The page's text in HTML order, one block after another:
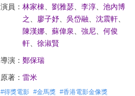
演員： 林家棟 劉雅瑟 李淳、 池內博
之
廖子妤、 吳岱融 沈震軒、
陳漢娜、 蘇偉泉 強尼、 何俊
軒、 徐淑賢
導演： 鄭保瑞
原著： 雷米
#得獎電影 #金馬獎 #香港電影金像獎